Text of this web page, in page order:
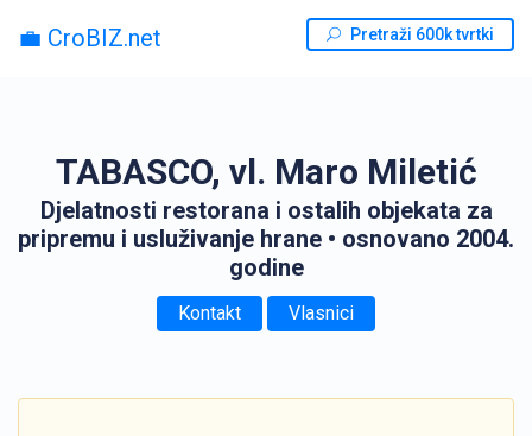
💼 CroBIZ.net Pretraži 600k tvrtki
TABASCO, vl. Maro Miletić
Djelatnosti restorana i ostalih objekata za
pripremu i usluživanje hrane • osnovano 2004.
godine
Kontakt Vlasnici